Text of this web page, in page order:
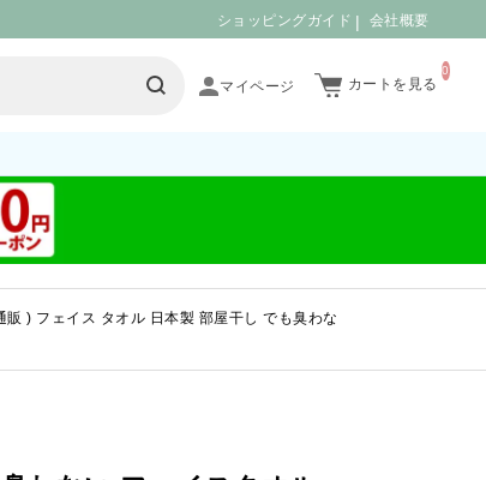
ショッピングガイド 会社概要
カートを見る
0
) フェイス タオル 日本製 部屋干し でも臭わな